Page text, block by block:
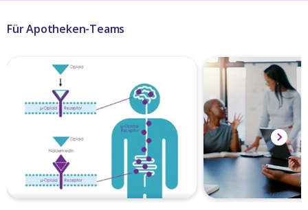
Für Apotheken-Teams